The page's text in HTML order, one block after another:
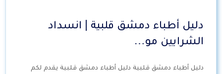
دليل أطباء دمشق قلبية | انسداد
الشرايين مو…
دليل أطباء دمشق قلبية دليل أطباء دمشق قلبية يقدم لكم